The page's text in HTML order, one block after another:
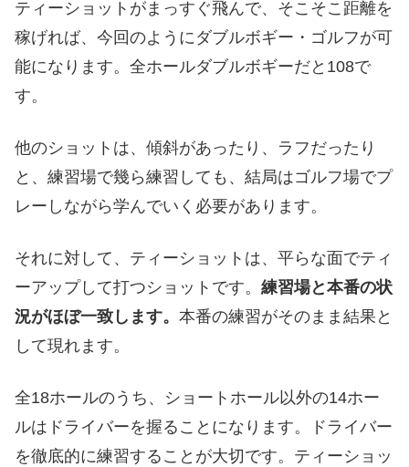
ティーショットがまっすぐ飛んで、そこそこ距離を
稼げれば、今回のようにダブルボギー・ゴルフが可
能になります。全ホールダブルボギーだと108で
す。
他のショットは、傾斜があったり、ラフだったり
と、練習場で幾ら練習しても、結局はゴルフ場でプ
レーしながら学んでいく必要があります。
それに対して、ティーショットは、平らな面でティ
ーアップして打つショットです。 練習場と本番の状
況がほぼ一致します。 本番の練習がそのまま結果と
して現れます。
全18ホールのうち、ショートホール以外の14ホー
ルはドライバーを握ることになります。ドライバー
を徹底的に練習することが大切です。ティーショッ